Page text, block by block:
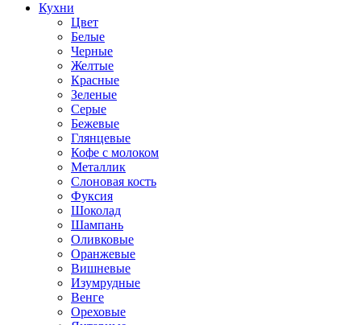
Кухни
Цвет
Белые
Черные
Желтые
Красные
Зеленые
Серые
Бежевые
Глянцевые
Кофе с молоком
Металлик
Слоновая кость
Фуксия
Шоколад
Шампань
Оливковые
Оранжевые
Вишневые
Изумрудные
Венге
Ореховые